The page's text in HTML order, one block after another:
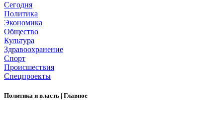
Сегодня
Политика
Экономика
Общество
Культура
Здравоохранение
Спорт
Происшествия
Спецпроекты
Политика и власть | Главное